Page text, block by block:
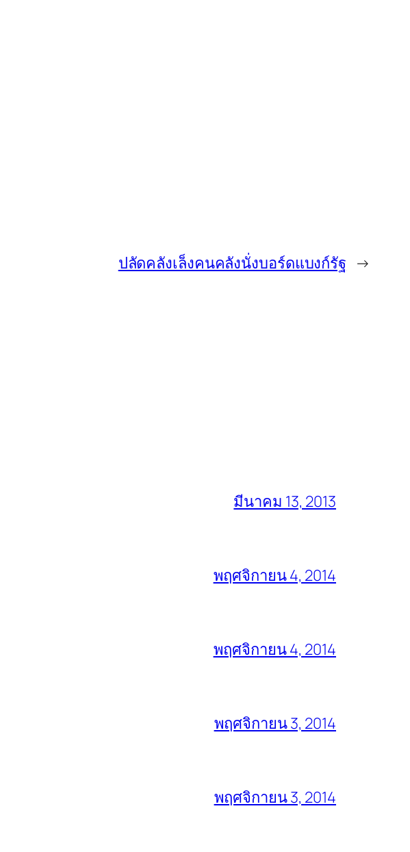
ปลัดคลังเล็งคนคลังนั่งบอร์ดแบงก์รัฐ →
มีนาคม 13, 2013
พฤศจิกายน 4, 2014
พฤศจิกายน 4, 2014
พฤศจิกายน 3, 2014
พฤศจิกายน 3, 2014